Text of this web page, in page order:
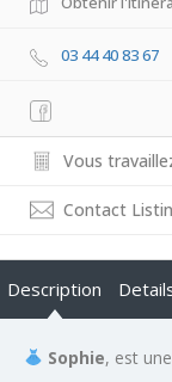
03 44 40 83 67
Vous
Contact
Description
Sophie, est